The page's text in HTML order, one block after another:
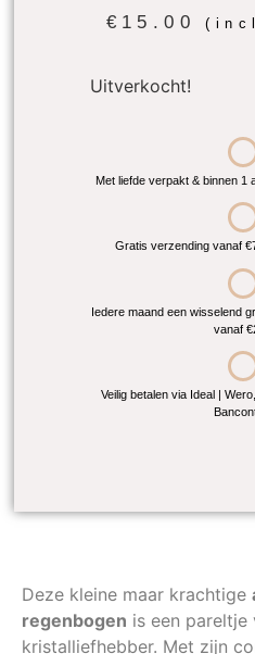
€ 15.00
Uitverkocht!
Met liefde verpakt & binnen 1
Gratis verzending vanaf
Iedere maand een wisselend
vanaf
Veilig betalen via Ideal |
Deze kleine maar krachtige
regenbogen is een pareltje
kristalliefhebber. Met zijn